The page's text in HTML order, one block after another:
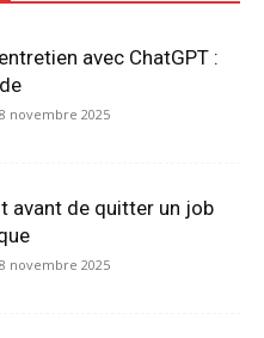
avec ChatGPT :
novembre 2025
avant de quitter un job
novembre 2025